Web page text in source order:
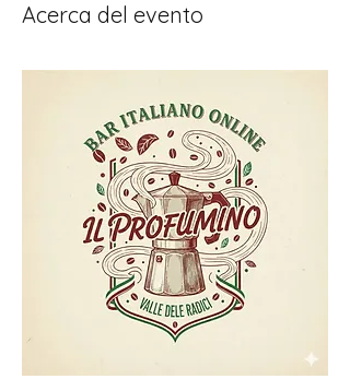
Acerca del evento